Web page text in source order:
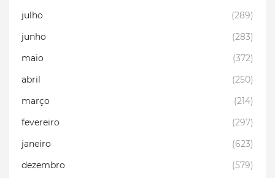
julho
(289)
junho
(283)
maio
(372)
abril
(250)
março
(214)
fevereiro
(297)
janeiro
(623)
dezembro
(579)